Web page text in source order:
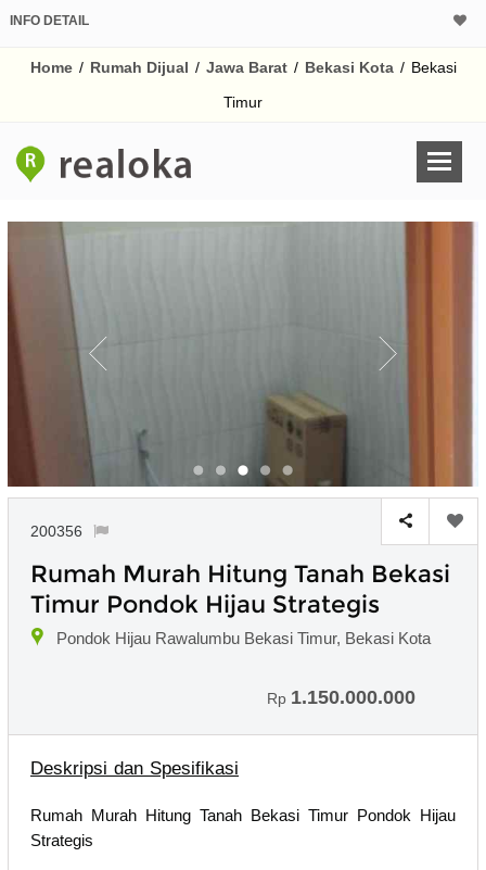
INFO DETAIL
Home / Rumah Dijual / Jawa Barat / Bekasi Kota / Bekasi
Timur
200356
Rumah Murah Hitung Tanah Bekasi
Timur Pondok Hijau Strategis
Pondok Hijau Rawalumbu Bekasi Timur, Bekasi Kota
Rp 1.150.000.000
Deskripsi dan Spesifikasi
Rumah Murah Hitung Tanah Bekasi Timur Pondok Hijau
Strategis
Harga Rp
% /th
pada kotak-